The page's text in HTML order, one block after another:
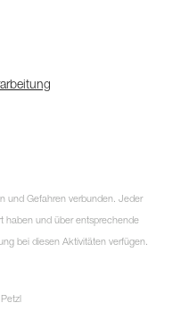
und Gefahren verbunden. Jeder
haben und über entsprechende
bei diesen Aktivitäten verfügen.